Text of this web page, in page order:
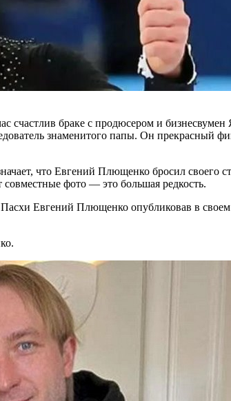
браке с продюсером и бизнесвумен
знаменитого папы. Он прекрасный
что Евгений Плющенко бросил своего
фото — это большая редкость.
Евгений Плющенко опубликовав в